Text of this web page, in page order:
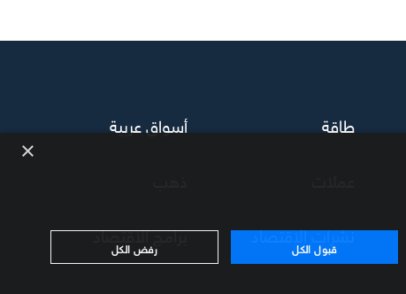
طاقة
أسواق عربية
نشرات الاقتصاد برامج الاقتصاد
×
قبول الكل رفض الكل